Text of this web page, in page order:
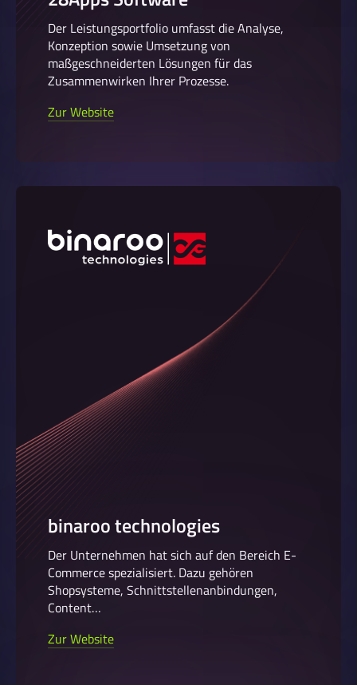
Der Leistungsportfolio umfasst die Analyse,
Konzeption sowie Umsetzung von
maßgeschneiderten Lösungen für das
Zusammenwirken Ihrer Prozesse.
Zur Website
binaroo technologies
Der Unternehmen hat sich auf den Bereich E-
Commerce spezialisiert. Dazu gehören
Shopsysteme, Schnittstellenanbindungen,
Content…
Zur Website